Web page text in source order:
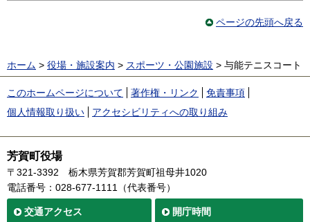
ページの先頭へ戻る
ホーム > 役場・施設案内 > スポーツ・公園施設 > 与能テニスコート
このホームページについて 著作権・リンク
免責事項
個人情報取り扱い
アクセシビリティへの取り組み
芳賀町役場
〒321-3392
栃木県芳賀郡芳賀町祖母井1020
電話番号：028-677-1111（代表番号）
交通アクセス 開庁時間